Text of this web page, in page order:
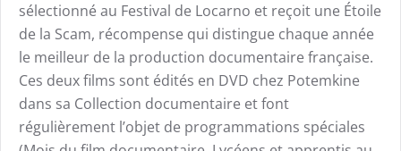
sélectionné au Festival de Locarno et reçoit une Étoile
de la Scam, récompense qui distingue chaque année
le meilleur de la production documentaire française.
Ces deux films sont édités en DVD chez Potemkine
dans sa Collection documentaire et font
régulièrement l’objet de programmations spéciales